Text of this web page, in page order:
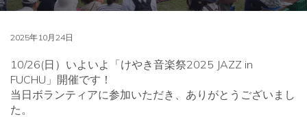
2025年10月24日
10/26(日）いよいよ「けやき音楽祭2025 JAZZ in
FUCHU」開催です！
当日ボランティアに参加いただき、ありがとうございまし
た。